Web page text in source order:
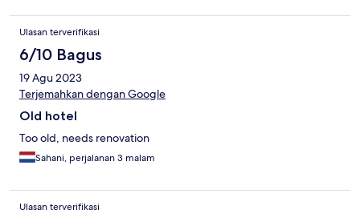
kann! Fahrdauer zum Flughafen ca. 15min mit dem Taxi ca. 5
Euro.
Ulasan terverifikasi
6/10 Bagus
19 Agu 2023
Terjemahkan dengan Google
Old hotel
Too old, needs renovation
Sahani, perjalanan 3 malam
Ulasan terverifikasi